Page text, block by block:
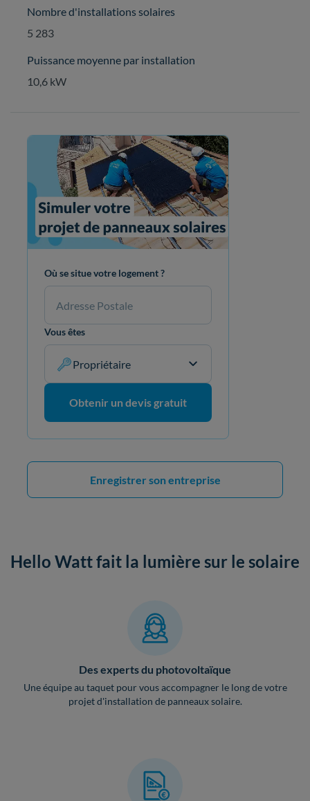
Nombre d'installations solaires
5 283
Puissance moyenne par installation
10,6 kW
Où se situe votre logement ?
Vous êtes
Propriétaire
Obtenir un devis gratuit
Enregistrer son entreprise
Hello Watt fait la lumière sur le solaire
Des experts du photovoltaïque
Une équipe au taquet pour vous accompagner le long de votre
projet d'installation de panneaux solaire.